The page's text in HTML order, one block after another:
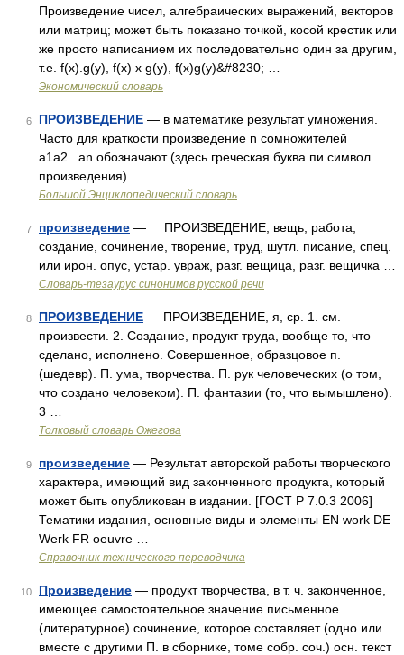
Произведение чисел, алгебраических выражений, векторов
или матриц; может быть показано точкой, косой крестик или
же просто написанием их последовательно один за другим,
т.е. f(x).g(y), f(x) x g(y), f(x)g(y)&#8230; …
Экономический словарь
6 ПРОИЗВЕДЕНИЕ — в математике результат умножения.
Часто для краткости произведение n сомножителей
a1a2...an обозначают (здесь греческая буква пи символ
произведения) …
Большой Энциклопедический словарь
7 произведение — ПРОИЗВЕДЕНИЕ, вещь, работа,
создание, сочинение, творение, труд, шутл. писание, спец.
или ирон. опус, устар. увраж, разг. вещица, разг. вещичка …
Словарь-тезаурус синонимов русской речи
8 ПРОИЗВЕДЕНИЕ — ПРОИЗВЕДЕНИЕ, я, ср. 1. см.
произвести. 2. Создание, продукт труда, вообще то, что
сделано, исполнено. Совершенное, образцовое п.
(шедевр). П. ума, творчества. П. рук человеческих (о том,
что создано человеком). П. фантазии (то, что вымышлено).
3 …
Толковый словарь Ожегова
9 произведение — Результат авторской работы творческого
характера, имеющий вид законченного продукта, который
может быть опубликован в издании. [ГОСТ Р 7.0.3 2006]
Тематики издания, основные виды и элементы EN work DE
Werk FR oeuvre …
Справочник технического переводчика
10 Произведение — продукт творчества, в т. ч. законченное,
имеющее самостоятельное значение письменное
(литературное) сочинение, которое составляет (одно или
вместе с другими П. в сборнике, томе собр. соч.) осн. текст